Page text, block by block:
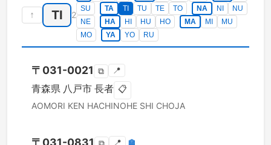
↑ TI 2
SU
TA TI TU TE TO NA NI
NU
NE
HA HI HU HO MA MI
MU
MO
YA YO RU
〒 031-0021 ⧉ 📍
青森県 八戸市 長者 📋
AOMORI KEN HACHINOHE SHI CHOJA
〒 031-0831 📍 🏣